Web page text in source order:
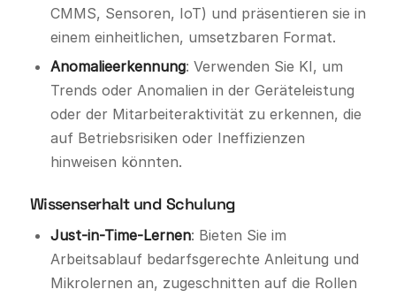
CMMS, Sensoren, IoT) und präsentieren sie in
einem einheitlichen, umsetzbaren Format.
Anomalieerkennung: Verwenden Sie KI, um
Trends oder Anomalien in der Geräteleistung
oder der Mitarbeiteraktivität zu erkennen, die
auf Betriebsrisiken oder Ineffizienzen
hinweisen könnten.
Wissenserhalt und Schulung
Just-in-Time-Lernen: Bieten Sie im
Arbeitsablauf bedarfsgerechte Anleitung und
Mikrolernen an, zugeschnitten auf die Rollen